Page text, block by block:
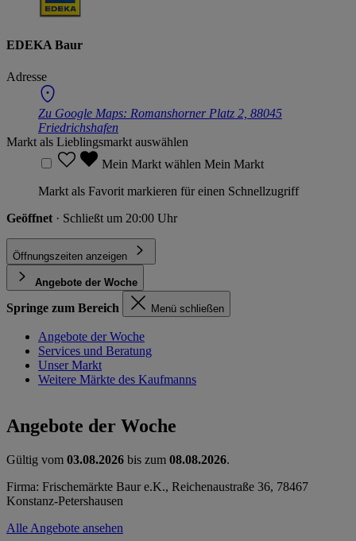
EDEKA Baur
Adresse
Zu Google Maps: Romanshorner Platz 2, 88045
Friedrichshafen
Markt als Lieblingsmarkt auswählen
Mein Markt wählen Mein Markt
Markt als Favorit markieren für einen Schnellzugriff
Geöffnet · Schließt um 20:00 Uhr
Öffnungszeiten anzeigen
Angebote der Woche
Springe zum Bereich Menü schließen
Angebote der Woche
Services und Beratung
Unser Markt
Weitere Märkte des Kaufmanns
Angebote der Woche
Gültig vom 03.08.2026 bis zum 08.08.2026.
Firma: Frischemärkte Baur e.K., Reichenaustraße 36, 78467
Konstanz-Petershausen
Alle Angebote ansehen